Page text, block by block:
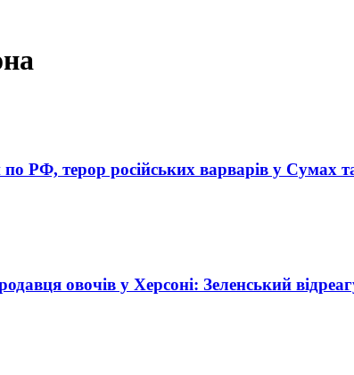
по РФ, терор російських варварів у Сумах
овочів у Херсоні: Зеленський